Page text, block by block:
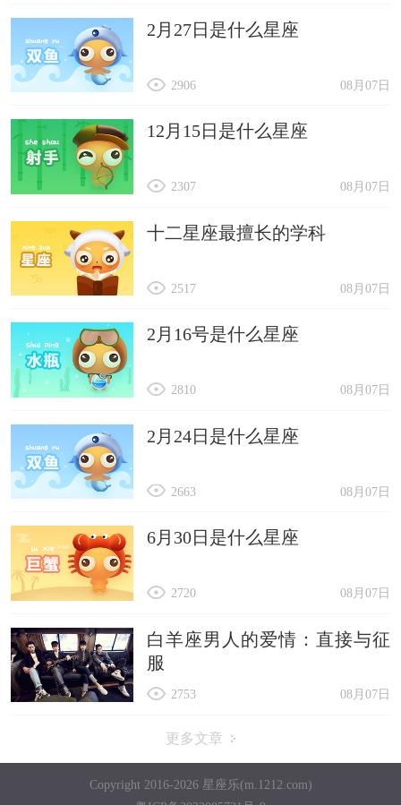
2月27日是什么星座
08月07日
2906
12月15日是什么星座
08月07日
2307
十二星座最擅长的学科
08月07日
2517
2月16号是什么星座
08月07日
2810
2月24日是什么星座
08月07日
2663
6月30日是什么星座
08月07日
2720
白羊座男人的爱情：直接与征
服
08月07日
2753
更多文章
Copyright 2016-2026 星座乐(m.1212.com)